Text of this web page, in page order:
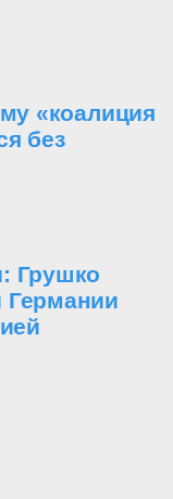
«коалиция
без
Грушко